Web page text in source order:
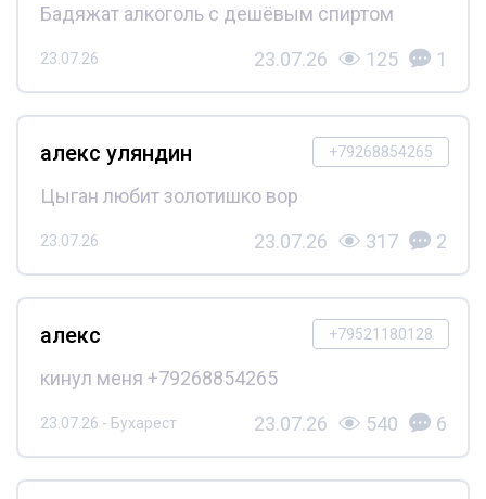
Бадяжат алкоголь с дешёвым спиртом
23.07.26 23.07.26 125 1
+79268854265
алекс уляндин
Цыган любит золотишко вор
23.07.26 23.07.26 317 2
+79521180128
алекс
кинул меня +79268854265
23.07.26 - Бухарест 23.07.26 540 6